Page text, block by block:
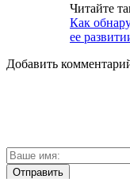
Читайте
Как
ее
Добавить